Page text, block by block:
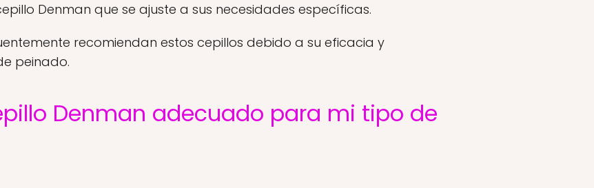
Denman que se ajuste a sus necesidades específicas.
recomiendan estos cepillos debido a su eficacia y
peinado.
Denman adecuado para mi tipo de